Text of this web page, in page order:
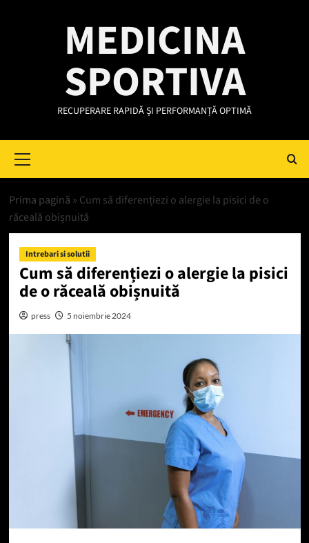
MEDICINA
SPORTIVA
RECUPERARE RAPIDĂ ȘI PERFORMANȚĂ OPTIMĂ
Menu
Prima pagină » Cum să diferențiezi o alergie la pisici de o
răceală obișnuită
Intrebari si solutii
Cum să diferențiezi o alergie la pisici
de o răceală obișnuită
press 5 noiembrie 2024